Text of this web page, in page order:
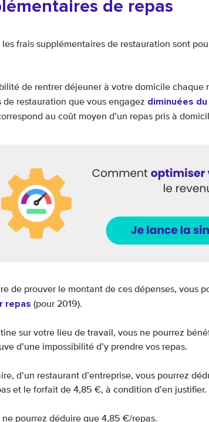
de repas
frais supplémentaires de restauration sont
de rentrer déjeuner à votre domicile
restauration que vous engagez diminuées
au coût moyen d’un repas pris à
de prouver le montant de ces dépenses, vous
repas (pour 2019).
sur votre lieu de travail, vous ne pourrez
d’une impossibilité d’y prendre vos repas.
d’un restaurant d’entreprise, vous pourrez
et le forfait de 4,85 €, à condition d’en justifier.
ne pourrez déduire que 4,85 €/repas.